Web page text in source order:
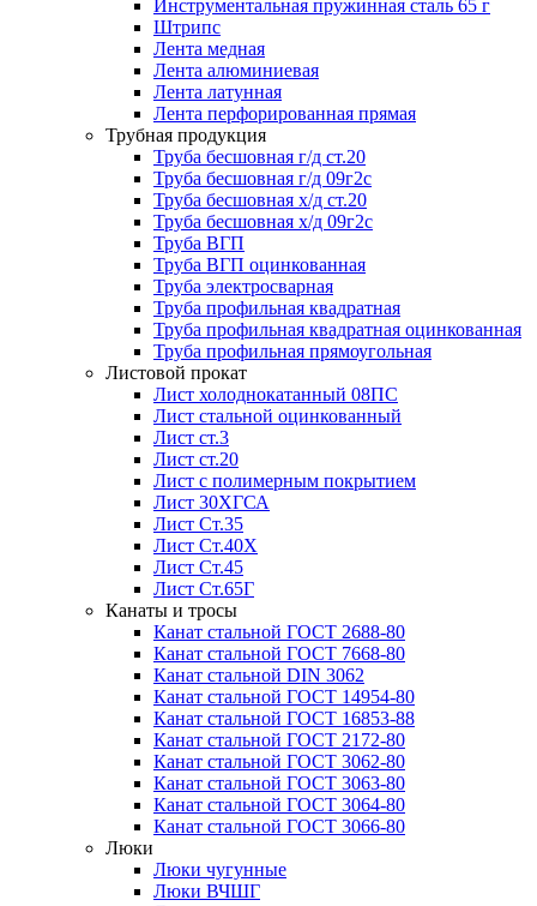
Инструментальная пружинная сталь 65 г
Штрипс
Лента медная
Лента алюминиевая
Лента латунная
Лента перфорированная прямая
Трубная продукция
Труба бесшовная г/д ст.20
Труба бесшовная г/д 09г2с
Труба бесшовная х/д ст.20
Труба бесшовная х/д 09г2с
Труба ВГП
Труба ВГП оцинкованная
Труба электросварная
Труба профильная квадратная
Труба профильная квадратная оцинкованная
Труба профильная прямоугольная
Листовой прокат
Лист холоднокатанный 08ПС
Лист стальной оцинкованный
Лист ст.3
Лист ст.20
Лист с полимерным покрытием
Лист 30ХГСА
Лист Ст.35
Лист Ст.40Х
Лист Ст.45
Лист Ст.65Г
Канаты и тросы
Канат стальной ГОСТ 2688-80
Канат стальной ГОСТ 7668-80
Канат стальной DIN 3062
Канат стальной ГОСТ 14954-80
Канат стальной ГОСТ 16853-88
Канат стальной ГОСТ 2172-80
Канат стальной ГОСТ 3062-80
Канат стальной ГОСТ 3063-80
Канат стальной ГОСТ 3064-80
Канат стальной ГОСТ 3066-80
Люки
Люки чугунные
Люки ВЧШГ